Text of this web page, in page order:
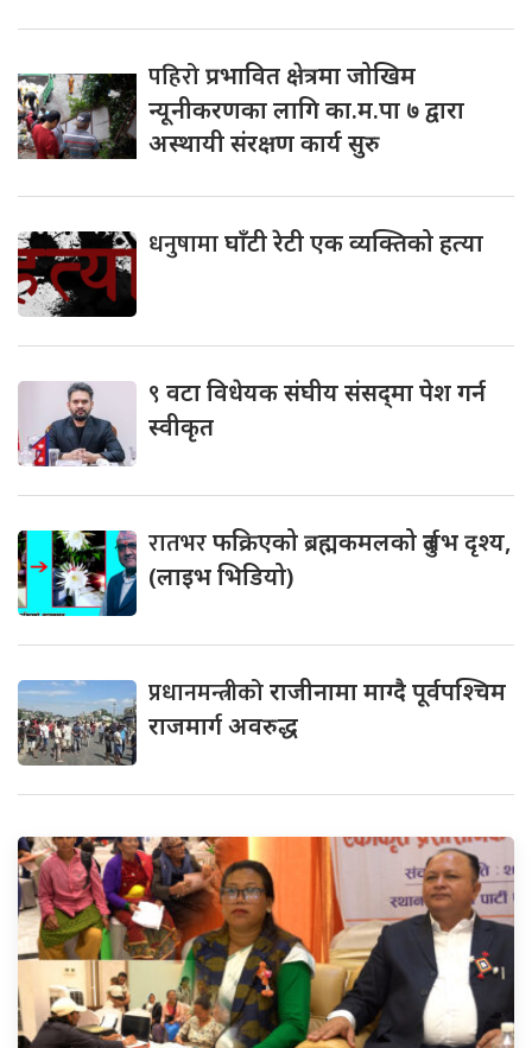
पहिरोप्रभावित क्षेत्रमा जोखिम
न्यूनीकरणका लागि का.म.पा ७ द्वारा
अस्थायी संरक्षण कार्य सुरु
धनुषामाघाँटी रेटी एक व्यक्तिको हत्या
९ वटा विधेयक संघीय संसद्‌मा पेश गर्न
स्वीकृत
रातभरफक्रिएको ब्रह्मकमलको दुर्लभ दृश्य,
(लाइभ भिडियो)
प्रधानमन्त्रीकोराजीनामा माग्दै पूर्वपश्चिम
राजमार्ग अवरुद्ध